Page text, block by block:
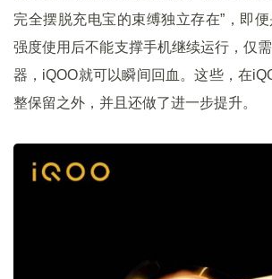
完全摆脱充电宝的束缚独立存在”，即
强度使用后不能支撑手机继续运行，仅
器，iQOO就可以瞬间回血。这些，在
整保留之外，并且还做了进一步提升。